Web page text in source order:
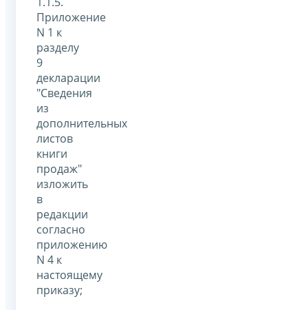
Приложение
N 1 к
разделу
9
декларации
"Сведения
из
дополнительных
листов
книги
продаж"
изложить
в
редакции
согласно
приложению
N 4 к
настоящему
приказу;